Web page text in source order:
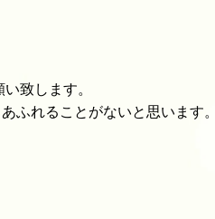
致します。
ふれることがないと思います。